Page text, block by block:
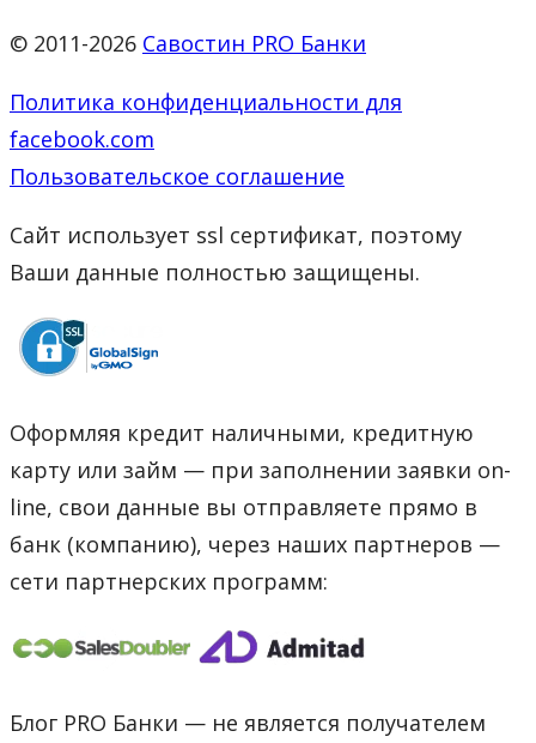
© 2011-2026 Савостин PRO Банки
Политика конфиденциальности для
facebook.com
Пользовательское соглашение
Сайт использует ssl сертификат, поэтому
Ваши данные полностью защищены.
Оформляя кредит наличными, кредитную
карту или займ — при заполнении заявки on-
line, свои данные вы отправляете прямо в
банк (компанию), через наших партнеров —
сети партнерских программ:
Блог PRO Банки — не является получателем